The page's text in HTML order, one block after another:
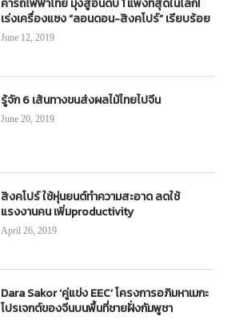
เร่งเครื่องแซง “ลอนดอน-สิงคโปร์” เรียบร้อย
June 12, 2019
รู้จัก 6 เส้นทางขนส่งผลไม้ไทยไปจีน
June 20, 2019
สิงคโปร์ ใช้หุ่นยนต์ทำความสะอาด ลดใช้
แรงงานคน เพิ่มproductivity
April 26, 2019
Dara Sakor ‘คู่แข่ง EEC’ โครงการอภิมหาเมกะ
โปรเจกต์ของจีนบนพื้นที่ชายฝั่งกัมพูชา